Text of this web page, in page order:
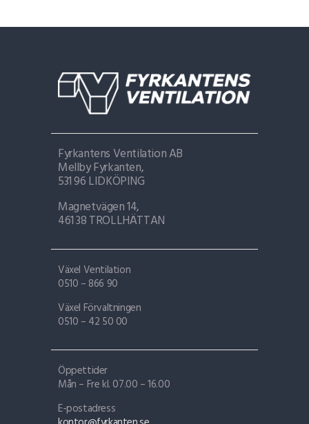
Fyrkantens Ventilation AB
Mellby Fyrkanten,
531 96 LIDKÖPING
Magnetvägen 14,
461 38 TROLLHÄTTAN
Växel Ventilation
0510 – 866 90
Växel Förvaltningen
0510 – 42 50 00
Öppettider
Mån – Fre kl. 07.00 – 16.00
E-postadress